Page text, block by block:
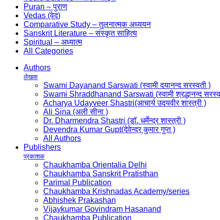
Puran – पुराण
Vedas (वेद)
Comparative Study – तुलनात्मक अध्ययन
Sanskrit Literature – संस्कृत साहित्य
Spiritual – अध्यात्म
All Categories
Authors
लेखक
Swami Dayanand Sarswati (स्वामी दयानन्द सरस्वती )
Swami Shraddhanand Sarswati (स्वामी श्रद्धानन्द
Acharya Udayveer Shastri(आचार्य उदयवीर शास्त्री )
Ali Sina (अली सीना )
Dr. Dharmendra Shastri (डॉ. धर्मेन्द्र शास्त्री )
Devendra Kumar Gupt(देवेन्द्र कुमार गुप्त )
All Authors
Publishers
प्रकाशक
Chaukhamba Orientalia Delhi
Chaukhamba Sanskrit Pratisthan
Parimal Publication
Chaukhamba Krishnadas Academy/series
Abhishek Prakashan
Vijaykumar Govindram Hasanand
Chaukhamba Publication